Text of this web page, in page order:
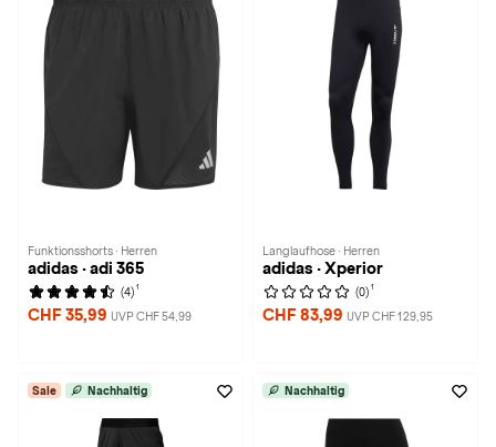
Funktionsshorts · Herren
adidas · adi 365
(4) 1
CHF 35,99 UVP CHF 54,99
Langlaufhose · Herren
adidas · Xperior
(0) 1
CHF 83,99 UVP CHF 129,95
Sale Nachhaltig Nachhaltig